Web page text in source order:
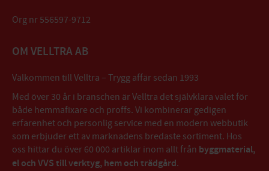
Org nr 556597-9712
OM VELLTRA AB
Välkommen till Velltra – Trygg affär sedan 1993
Med över 30 år i branschen är Velltra det självklara valet för
både hemmafixare och proffs. Vi kombinerar gedigen
erfarenhet och personlig service med en modern webbutik
som erbjuder ett av marknadens bredaste sortiment. Hos
oss hittar du över 60 000 artiklar inom allt från byggmaterial,
el och VVS till verktyg, hem och trädgård.